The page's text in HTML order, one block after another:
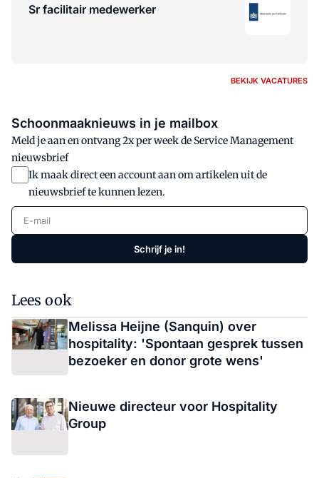
Sr facilitair medewerker
BEKIJK VACATURES
Schoonmaaknieuws in je mailbox
Meld je aan en ontvang 2x per week de Service Management
nieuwsbrief
Ik maak direct een account aan om artikelen uit de
nieuwsbrief te kunnen lezen.
E-mail
Schrijf je in!
Lees ook
Melissa Heijne (Sanquin) over
hospitality: 'Spontaan gesprek tussen
bezoeker en donor grote wens'
Nieuwe directeur voor Hospitality
Group